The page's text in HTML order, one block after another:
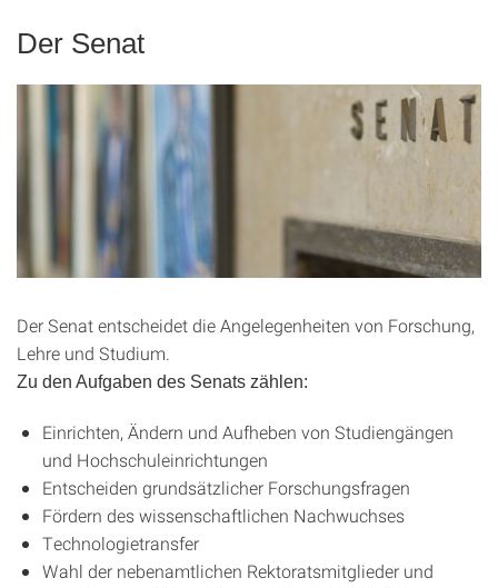
Der Senat
Der Senat entscheidet die Angelegenheiten von Forschung,
Lehre und Studium.
Zu den Aufgaben des Senats zählen:
Einrichten, Ändern und Aufheben von Studiengängen
und Hochschuleinrichtungen
Entscheiden grundsätzlicher Forschungsfragen
Fördern des wissenschaftlichen Nachwuchses
Technologietransfer
Wahl der nebenamtlichen Rektoratsmitglieder und